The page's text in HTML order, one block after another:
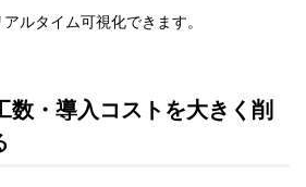
ルタイム可視化できます。
数・導入コストを大きく削